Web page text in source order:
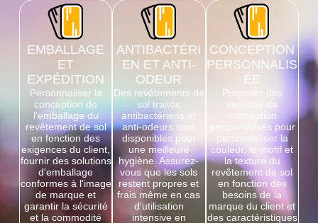
EMBALLAGE
ET
EXPÉDITION
Personnaliser la
conception de
l'emballage du
revêtement de sol
en fonction des
exigences du client,
fournir des solutions
d'emballage
conformes à l'image
de marque et
garantir la sécurité
et la commodité
ANTIBACTÉRI
EN ET ANTI-
ODEUR
Des revêtements de
sol traités
antibactériens et
anti-odeurs sont
disponibles pour
une meilleure
hygiène. Assurez-
vous que les sols
restent propres et
frais même en cas
d'utilisation
intensive en
CONCEPTION
PERSONNALIS
ÉE
Proposer des
services de
conception
personnalisés pour
personnaliser la
couleur, le motif et
la texture du
revêtement de sol
en fonction des
besoins de la
marque du client et
des caractéristiques